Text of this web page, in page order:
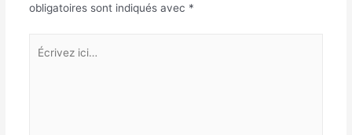
obligatoires sont indiqués avec *
Écrivez